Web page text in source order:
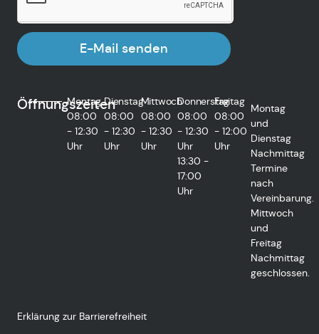
E-Mail senden
Öffnungszeiten
Montag
08:00
- 12:30
Uhr
Dienstag
08:00
- 12:30
Uhr
Mittwoch
08:00
- 12:30
Uhr
Donnerstag
08:00
- 12:30
Uhr
13:30 -
17:00
Uhr
Freitag
08:00
- 12:00
Uhr
Montag
und
Dienstag
Nachmittag
Termine
nach
Vereinbarung.
Mittwoch
und
Freitag
Nachmittag
geschlossen.
Erklärung zur Barrierefreiheit